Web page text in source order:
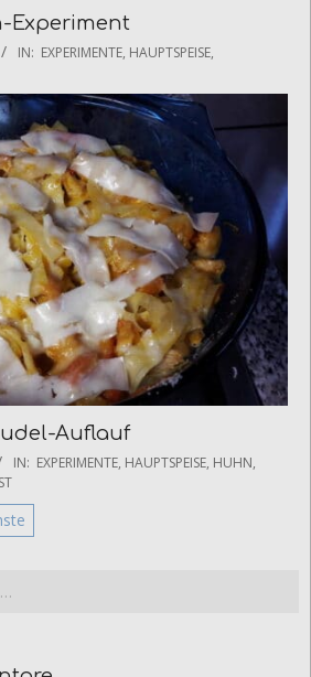
Experiment
IN: EXPERIMENTE, HAUPTSPEISE,
Auflauf
IN: EXPERIMENTE, HAUPTSPEISE, HUHN,